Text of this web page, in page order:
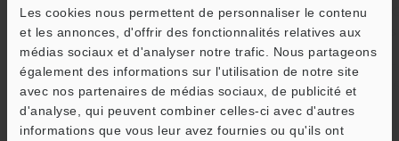
Les cookies nous permettent de personnaliser le contenu
et les annonces, d'offrir des fonctionnalités relatives aux
médias sociaux et d'analyser notre trafic. Nous partageons
également des informations sur l'utilisation de notre site
avec nos partenaires de médias sociaux, de publicité et
d'analyse, qui peuvent combiner celles-ci avec d'autres
informations que vous leur avez fournies ou qu'ils ont
Résistance aux
chocs
500 m/s
des directions
Matériau
Surface de
Écrou :
SUS316L
[Connecteur]